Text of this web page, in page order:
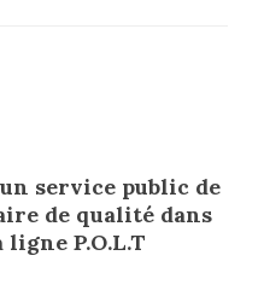
service public de
de qualité dans
P.O.L.T